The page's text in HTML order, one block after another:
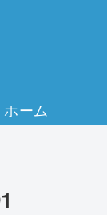
ホーム